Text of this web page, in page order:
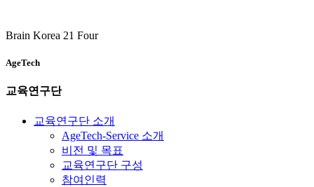
Brain Korea 21 Four
AgeTech
교육연구단
교육연구단 소개
AgeTech-Service 소개
비전 및 목표
교육연구단 구성
참여인력